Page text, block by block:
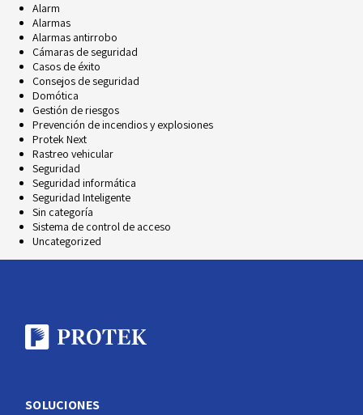
Alarm
Alarmas
Alarmas antirrobo
Cámaras de seguridad
Casos de éxito
Consejos de seguridad
Domótica
Gestión de riesgos
Prevención de incendios y explosiones
Protek Next
Rastreo vehicular
Seguridad
Seguridad informática
Seguridad Inteligente
Sin categoría
Sistema de control de acceso
Uncategorized
SOLUCIONES